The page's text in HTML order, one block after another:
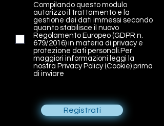
Compilando questo modulo
autorizzo il trattamento e la
gestione dei dati immessi secondo
quanto stabilisce il nuovo
Regolamento Europeo (GDPR n.
679/2016) in materia di privacy e
protezione dati personali.Per
maggiori informazioni leggi la
nostra Privacy Policy (Cookie) prima
di inviare
Registrati